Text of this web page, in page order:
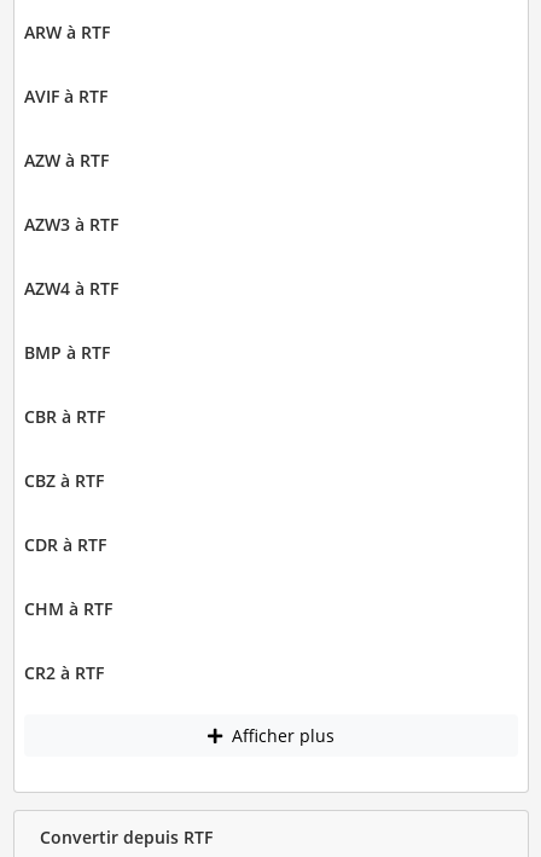
ARW à RTF
AVIF à RTF
AZW à RTF
AZW3 à RTF
AZW4 à RTF
BMP à RTF
CBR à RTF
CBZ à RTF
CDR à RTF
CHM à RTF
CR2 à RTF
Afficher plus
Convertir depuis RTF